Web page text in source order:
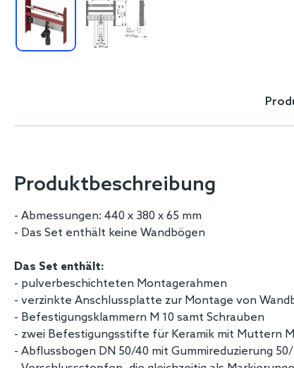
Produktbeschreibung
- Abmessungen: 440 x 380 x 65 mm
- Das Set enthält keine Wandbögen
Das Set enthält:
- pulverbeschichteten Montagerahmen
- verzinkte Anschlussplatte zur Montage von
- Befestigungsklammern M 10 samt Schrauben
- zwei Befestigungsstifte für Keramik mit Muttern
- Abflussbogen DN 50/40 mit Gummireduzierung